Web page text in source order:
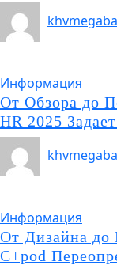
Информация
От Обзора до
HR 2025
Информация
От Дизайна до
C+pod